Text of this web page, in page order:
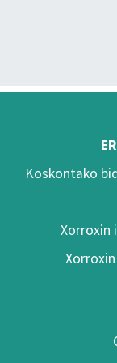
Koskontako
Xorroxin